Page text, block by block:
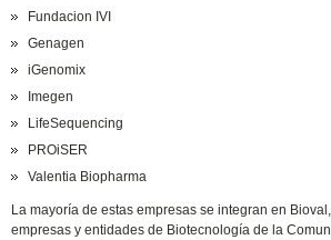
Fundacion IVI
Genagen
iGenomix
Imegen
LifeSequencing
PROiSER
Valentia Biopharma
La mayoría de estas empresas se integran en
empresas y entidades de Biotecnología de la